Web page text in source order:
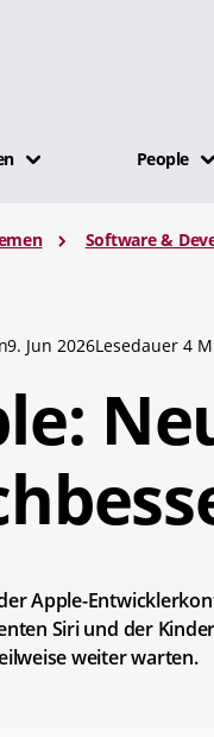
People
Software &
9. Jun 2026Lesedauer 4
Apple-
Siri und der
weiter warten.